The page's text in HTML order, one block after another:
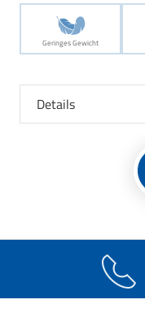
Geringes Gewicht
Details